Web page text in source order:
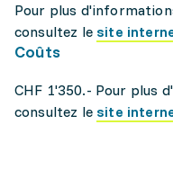
Pour plus
consultez le site
Coûts
CHF 1'350.- Pour plus
consultez le site